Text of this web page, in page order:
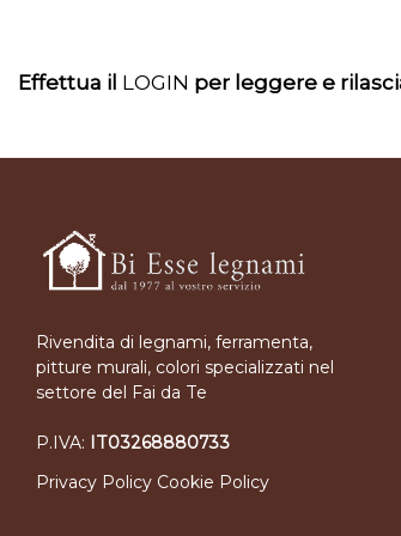
Effettua il LOGIN per leggere e
Rivendita di legnami, ferramenta,
pitture murali, colori specializzati nel
settore del Fai da Te
P.IVA: IT03268880733
Privacy Policy Cookie Policy